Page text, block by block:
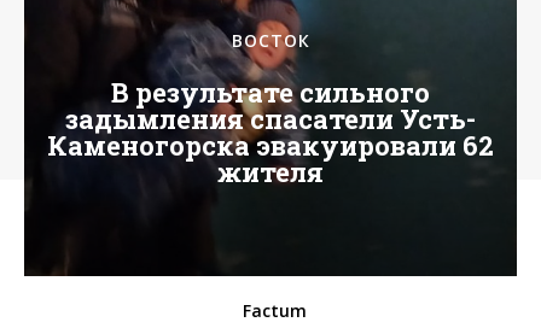
ВОСТОК
В результате сильного
задымления спасатели Усть-
Каменогорска эвакуировали 62
жителя
Factum